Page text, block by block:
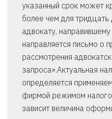
указанный срок может
более чем для тридцать
адвокату,
направляется письмо о
рассмотрения
запроса».Актуальная
определяется
фирмой режимом
зависит величина